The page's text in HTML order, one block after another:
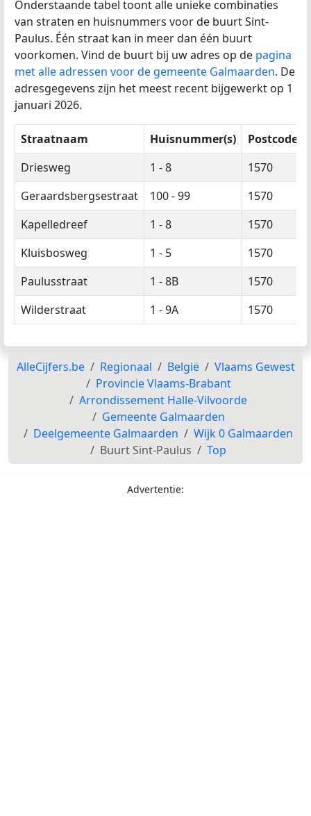
Onderstaande tabel toont alle unieke combinaties
van straten en huisnummers voor de buurt Sint-
Paulus. Één straat kan in meer dan één buurt
voorkomen. Vind de buurt bij uw adres op de pagina
met alle adressen voor de gemeente Galmaarden. De
adresgegevens zijn het meest recent bijgewerkt op 1
januari 2026.
Straatnaam Huisnummer(s)
Postcode(s)
Driesweg
1 - 8
1570
Geraardsbergsestraat
100 - 99
1570
Kapelledreef
1 - 8
1570
Kluisbosweg
1 - 5
1570
Paulusstraat
1 - 8B
1570
Wilderstraat
1 - 9A 1570
AlleCijfers.be Regionaal België
Vlaams Gewest
Provincie Vlaams-Brabant
Arrondissement Halle-Vilvoorde
Gemeente Galmaarden
Deelgemeente Galmaarden
Wijk 0 Galmaarden
Buurt Sint-Paulus
Top
Advertentie: